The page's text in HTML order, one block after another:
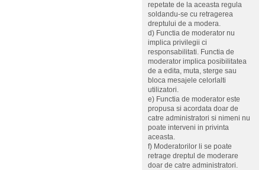
repetate de la aceasta regula
soldandu-se cu retragerea
dreptului de a modera.
d) Functia de moderator nu
implica privilegii ci
responsabilitati. Functia de
moderator implica posibilitatea
de a edita, muta, sterge sau
bloca mesajele celorlalti
utilizatori.
e) Functia de moderator este
propusa si acordata doar de
catre administratori si nimeni nu
poate interveni in privinta
aceasta.
f) Moderatorilor li se poate
retrage dreptul de moderare
doar de catre administratori.